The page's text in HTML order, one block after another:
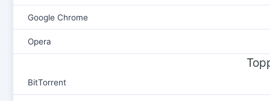
Google Chrome
Opera
BitTorrent